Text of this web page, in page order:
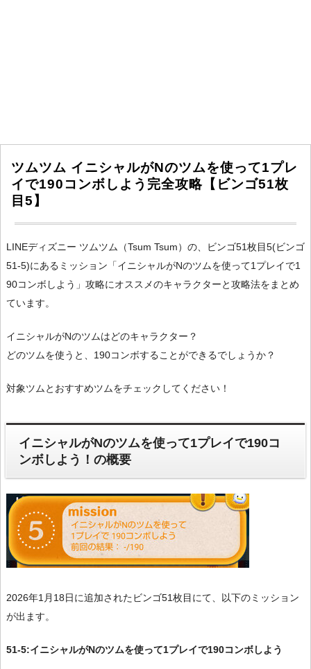
ツムツム イニシャルがNのツムを使って1プレ
イで190コンボしよう完全攻略【ビンゴ51枚
目5】
LINEディズニー ツムツム（Tsum Tsum）の、ビンゴ51枚目5(ビンゴ
51-5)にあるミッション「イニシャルがNのツムを使って1プレイで1
90コンボしよう」攻略にオススメのキャラクターと攻略法をまとめ
ています。
イニシャルがNのツムはどのキャラクター？
どのツムを使うと、190コンボすることができるでしょうか？
対象ツムとおすすめツムをチェックしてください！
イニシャルがNのツムを使って1プレイで190コ
ンボしよう！の概要
2026年1月18日に追加されたビンゴ51枚目にて、以下のミッション
が出ます。
51-5:イニシャルがNのツムを使って1プレイで190コンボしよう